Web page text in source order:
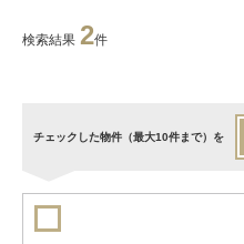
検索結果 2件
チェックした物件（最大10件まで）を